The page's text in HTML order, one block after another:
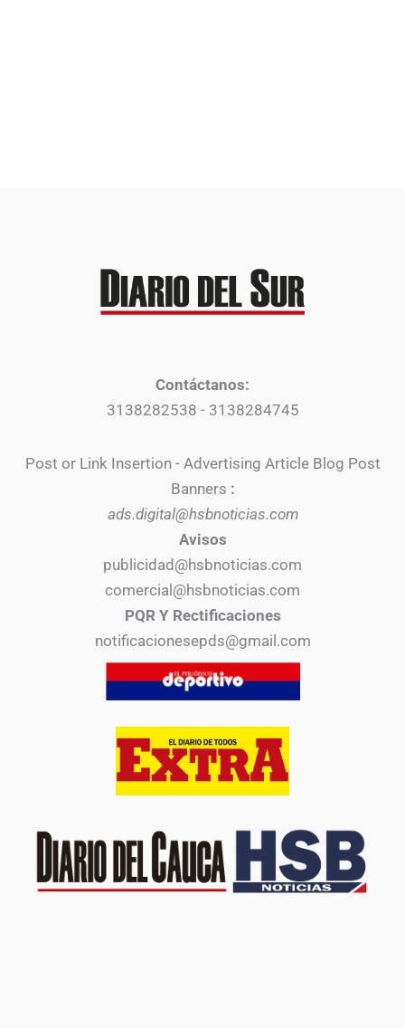
Contáctanos:
3138282538 - 3138284745
Post or Link Insertion - Advertising Article Blog Post
Banners :
ads.digital@hsbnoticias.com
Avisos
publicidad@hsbnoticias.com
comercial@hsbnoticias.com
PQR Y Rectificaciones
notificacionesepds@gmail.com